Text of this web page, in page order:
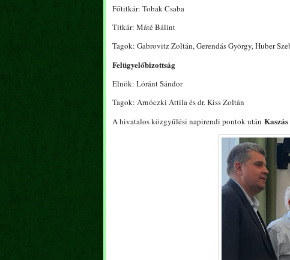
Főtitkár: Tobak Csaba
Titkár: Máté Bálint
Tagok: Gabrovitz Zoltán, Gerendás György, Huber
Felügyelőbizottság
Elnök: Lóránt Sándor
Tagok: Arnóczki Attila és dr. Kiss Zoltán
A hivatalos közgyűlési napirendi pontok után